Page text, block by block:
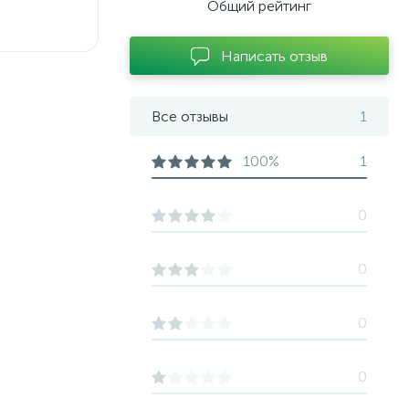
Общий рейтинг
Написать отзыв
Все отзывы 1
100% 1
0
0
0
0